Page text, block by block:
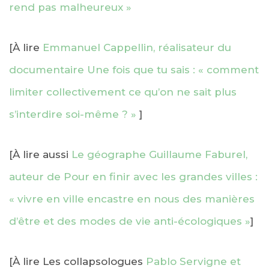
rend pas malheureux »
[À lire Emmanuel Cappellin, réalisateur du
documentaire Une fois que tu sais : « comment
limiter collectivement ce qu’on ne sait plus
s’interdire soi-même ? » ]
[À lire aussi Le géographe Guillaume Faburel,
auteur de Pour en finir avec les grandes villes :
« vivre en ville encastre en nous des manières
d’être et des modes de vie anti-écologiques »]
[À lire Les collapsologues Pablo Servigne et